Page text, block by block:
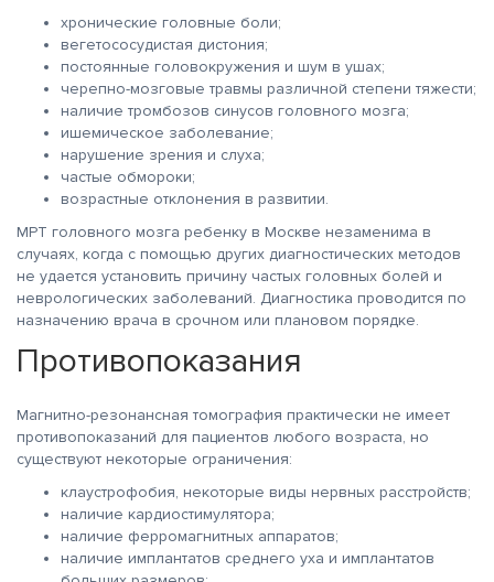
хронические головные боли;
вегетососудистая дистония;
постоянные головокружения и шум в ушах;
черепно-мозговые травмы различной степени тяжести;
наличие тромбозов синусов головного мозга;
ишемическое заболевание;
нарушение зрения и слуха;
частые обмороки;
возрастные отклонения в развитии.
МРТ головного мозга ребенку в Москве незаменима в
случаях, когда с помощью других диагностических методов
не удается установить причину частых головных болей и
неврологических заболеваний. Диагностика проводится по
назначению врача в срочном или плановом порядке.
Противопоказания
Магнитно-резонансная томография практически не имеет
противопоказаний для пациентов любого возраста, но
существуют некоторые ограничения:
клаустрофобия, некоторые виды нервных расстройств;
наличие кардиостимулятора;
наличие ферромагнитных аппаратов;
наличие имплантатов среднего уха и имплантатов